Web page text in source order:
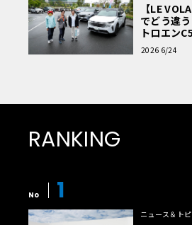
【LE
でどう違
トロエン
読者一気乗
2026 6/24
RANKING
No 1
ニュース＆ト